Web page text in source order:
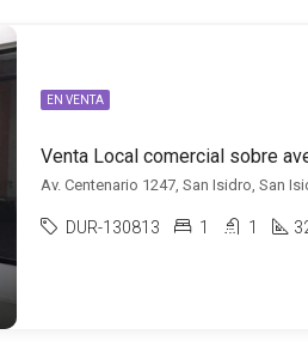
EN VENTA
Av. Centenario 1247, San Isidro, San
DUR-130813 1 1